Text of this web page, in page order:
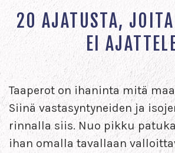
20 AJATUSTA, JOITA
EI
Taaperot on ihaninta mitä
Siinä vastasyntyneiden ja
rinnalla siis. Nuo pikku
ihan omalla tavallaan